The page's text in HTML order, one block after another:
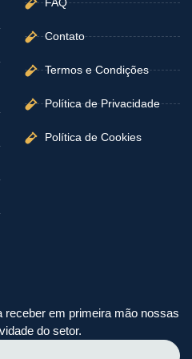
FAQ
Contato
Termos e Condições
Política de Privacidade
Política de Cookies
em primeira mão nossas
do setor.